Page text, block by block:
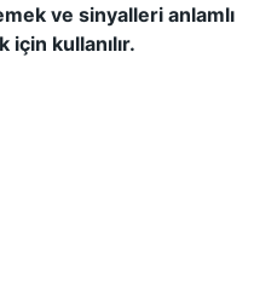
ve sinyalleri anlamlı
kullanılır.